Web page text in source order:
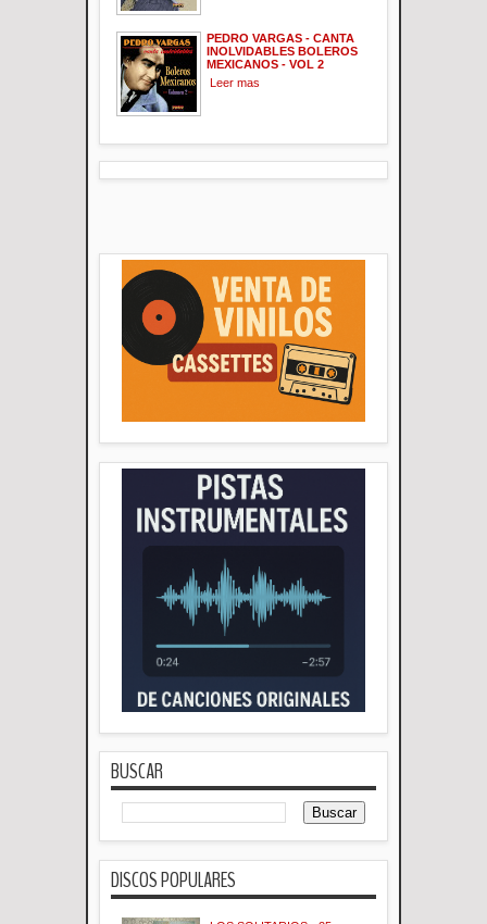
PEDRO VARGAS - CANTA
INOLVIDABLES BOLEROS
MEXICANOS - VOL 2
Leer mas
BUSCAR
DISCOS POPULARES